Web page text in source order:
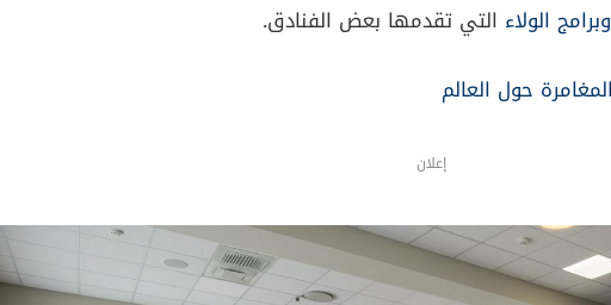
وبرامج الولاء التي تقدمها بعض الفنادق.
إعلان